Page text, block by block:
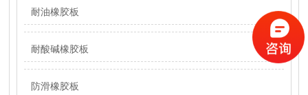
耐油橡胶板
耐酸碱橡胶板
防滑橡胶板